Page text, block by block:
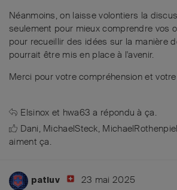
Néanmoins, on laisse volontiers la
seulement pour mieux comprendre vos
pour recueillir des idées sur la manière
pourrait être mis en place à l'avenir.
Merci pour votre compréhension et
Elsinox et hwa63 a répondu à ça.
Dani, MichaelSteck,
aiment ça.
patluv 23 mai 2025